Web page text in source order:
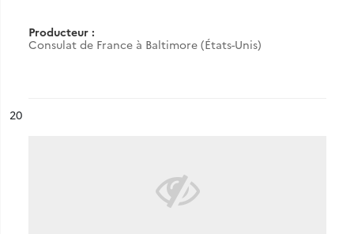
Producteur :
Consulat de France à Baltimore (États-Unis)
n°
20